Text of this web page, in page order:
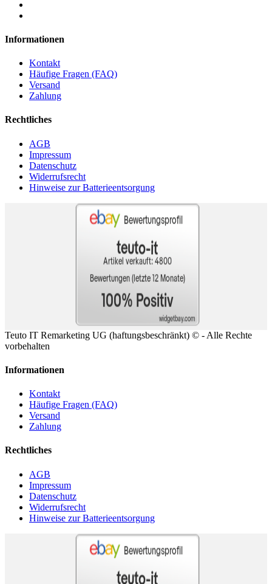
Informationen
Kontakt
Häufige Fragen (FAQ)
Versand
Zahlung
Rechtliches
AGB
Impressum
Datenschutz
Widerrufsrecht
Hinweise zur Batterieentsorgung
Teuto IT Remarketing UG (haftungsbeschränkt) © - Alle Rechte
vorbehalten
Informationen
Kontakt
Häufige Fragen (FAQ)
Versand
Zahlung
Rechtliches
AGB
Impressum
Datenschutz
Widerrufsrecht
Hinweise zur Batterieentsorgung